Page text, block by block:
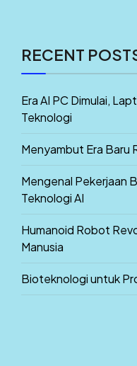
RECENT
Era AI PC Dimulai,
Teknologi
Menyambut Era Baru
Mengenal Pekerjaan
Teknologi AI
Humanoid Robot
Manusia
Bioteknologi untuk